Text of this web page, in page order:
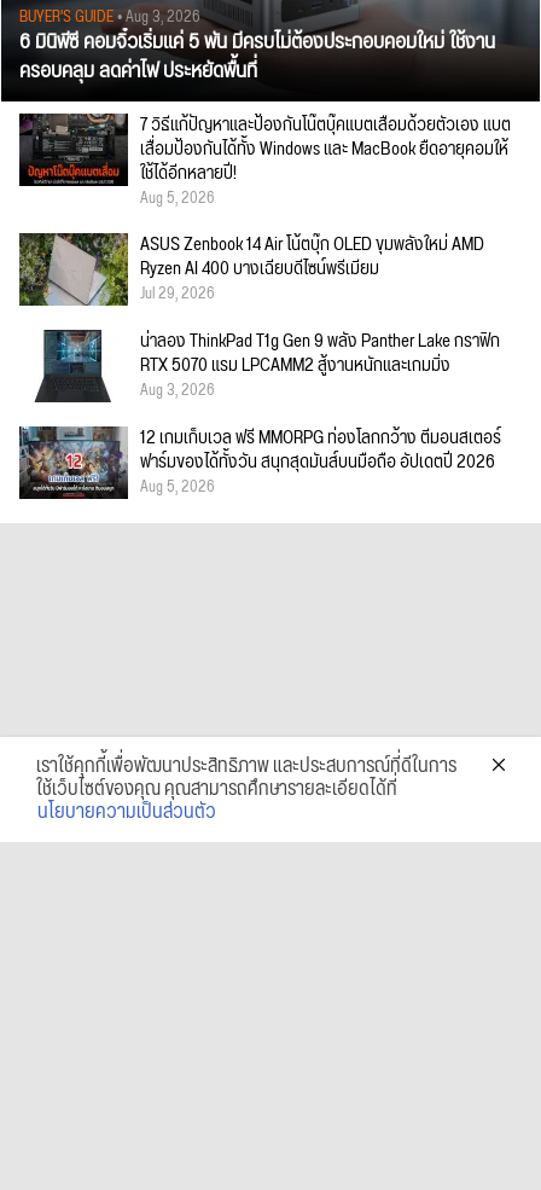
BUYER'S GUIDE• Aug 3, 2026
6 มินิพีซี คอมจิ๋วเริ่มแค่ 5 พัน มีครบไม่ต้องประกอบคอมใหม่ ใช้งาน
ครอบคลุม ลดค่าไฟ ประหยัดพื้นที่
7 วิธีแก้ปัญหาและป้องกันโน๊ตบุ๊คแบตเสื่อมด้วยตัวเอง แบต
เสื่อมป้องกันได้ทั้ง Windows และ MacBook ยืดอายุคอมให้
ใช้ได้อีกหลายปี!
Aug 5, 2026
ASUS Zenbook 14 Air โน้ตบุ๊ก OLED ขุมพลังใหม่ AMD
Ryzen AI 400 บางเฉียบดีไซน์พรีเมียม
Jul 29, 2026
น่าลอง ThinkPad T1g Gen 9 พลัง Panther Lake กราฟิก
RTX 5070 แรม LPCAMM2 สู้งานหนักและเกมมิ่ง
Aug 3, 2026
12 เกมเก็บเวล ฟรี MMORPG ท่องโลกกว้าง ตีมอนสเตอร์
ฟาร์มของได้ทั้งวัน สนุกสุดมันส์บนมือถือ อัปเดตปี 2026
Aug 5, 2026
เราใช้คุกกี้เพื่อพัฒนาประสิทธิภาพ และประสบการณ์ที่ดีในการ
ใช้เว็บไซต์ของคุณ คุณสามารถศึกษารายละเอียดได้ที่
นโยบายความเป็นส่วนตัว